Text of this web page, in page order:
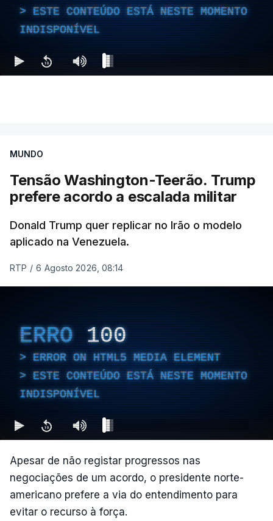
ESTE CONTEÚDO ESTÁ NESTE MOMENTO
INDISPONÍVEL
MUNDO
Tensão Washington-Teerão. Trump
prefere acordo a escalada militar
Donald Trump quer replicar no Irão o modelo
aplicado na Venezuela.
RTP / 6 Agosto 2026, 08:14
ERRO 100
ERROR ON HTML5 MEDIA ELEMENT
ESTE CONTEÚDO ESTÁ NESTE MOMENTO
INDISPONÍVEL
Apesar de não registar progressos nas
negociações de um acordo, o presidente norte-
americano prefere a via do entendimento para
evitar o recurso à força.